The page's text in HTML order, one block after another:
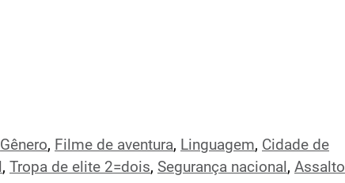
Gênero, Filme de aventura, Linguagem, Cidade de
, Tropa de elite 2=dois, Segurança nacional , Assalto